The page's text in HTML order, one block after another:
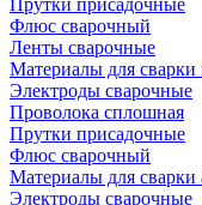
Прутки присадочные
Флюс сварочный
Ленты сварочные
Материалы для сварки
Электроды сварочные
Проволока сплошная
Прутки присадочные
Флюс сварочный
Материалы для
Электроды сварочные